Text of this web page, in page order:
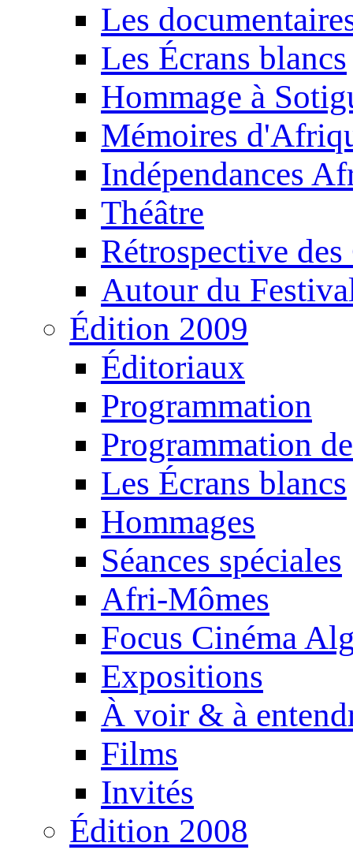
Les
Les Écrans blancs
Hommage à
Mémoires
Indépendances
Théâtre
Rétrospective
Autour du
Édition 2009
Éditoriaux
Programmation
Programmation
Les Écrans blancs
Hommages
Séances spéciales
Afri-Mômes
Focus Cinéma
Expositions
À voir & à
Films
Invités
Édition 2008